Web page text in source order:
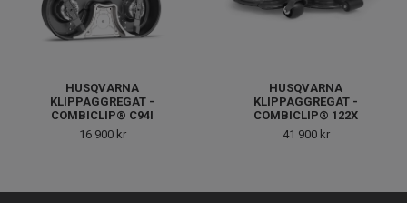
HUSQVARNA
KLIPPAGGREGAT -
COMBICLIP® C94I
16 900 kr
HUSQVARNA
KLIPPAGGREGAT -
COMBICLIP® 122X
41 900 kr